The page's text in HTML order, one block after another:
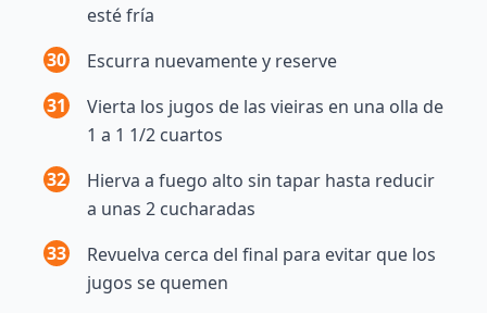
esté fría
30
Escurra nuevamente y reserve
31
Vierta los jugos de las vieiras en una olla de
1 a 1 1/2 cuartos
32
Hierva a fuego alto sin tapar hasta reducir
a unas 2 cucharadas
33
Revuelva cerca del final para evitar que los
jugos se quemen